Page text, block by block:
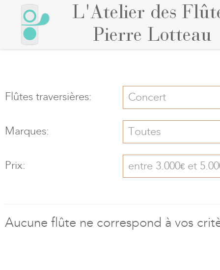
L'Atelier des
Pierre Lotteau
Flûtes traversières: Concert
Marques: Toutes
Prix: entre 3.000€ et
Aucune flûte ne correspond à vos